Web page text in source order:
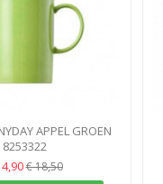
APPEL GROEN
THOMAS
8253322
€ 18,50